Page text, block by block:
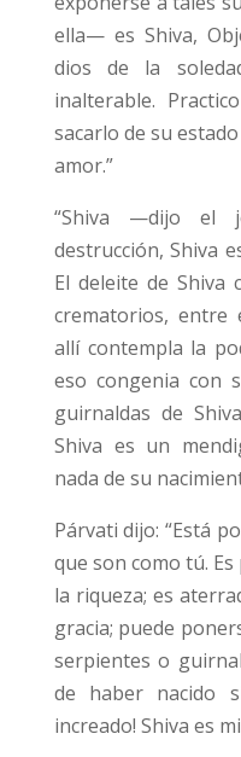
ella— es Shiva,
dios de la
inalterable.
sacarlo de su
amor.”
“Shiva —dijo el
destrucción, Shiva
El deleite de Shiva
crematorios, entre
allí contempla la
eso congenia con
guirnaldas de
Shiva es un
nada de su
Párvati dijo: “Está
que son como tú.
la riqueza; es
gracia; puede
serpientes o
de haber nacido
increado! Shiva es